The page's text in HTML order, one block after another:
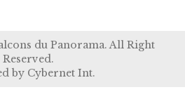
du Panorama. All Right
Reserved.
by Cybernet Int.